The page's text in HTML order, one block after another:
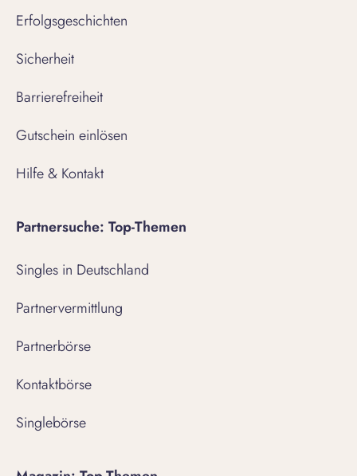
Erfolgsgeschichten
Sicherheit
Barrierefreiheit
Gutschein einlösen
Hilfe & Kontakt
Partnersuche: Top-Themen
Singles in Deutschland
Partnervermittlung
Partnerbörse
Kontaktbörse
Singlebörse